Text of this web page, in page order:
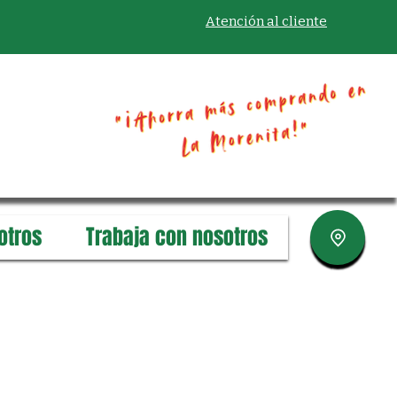
Atención al cliente
Trabaja con nosotros